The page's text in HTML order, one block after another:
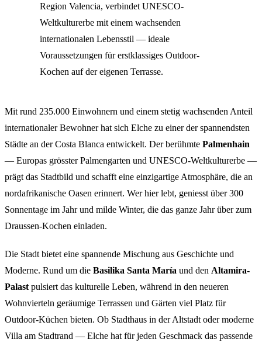
Region Valencia, verbindet UNESCO-
Weltkulturerbe mit einem wachsenden
internationalen Lebensstil — ideale
Voraussetzungen für erstklassiges Outdoor-
Kochen auf der eigenen Terrasse.
Mit rund 235.000 Einwohnern und einem stetig wachsenden Anteil
internationaler Bewohner hat sich Elche zu einer der spannendsten
Städte an der Costa Blanca entwickelt. Der berühmte Palmenhain
— Europas grösster Palmengarten und UNESCO-Weltkulturerbe —
prägt das Stadtbild und schafft eine einzigartige Atmosphäre, die an
nordafrikanische Oasen erinnert. Wer hier lebt, geniesst über 300
Sonnentage im Jahr und milde Winter, die das ganze Jahr über zum
Draussen-Kochen einladen.
Die Stadt bietet eine spannende Mischung aus Geschichte und
Moderne. Rund um die Basilika Santa María und den Altamira-
Palast pulsiert das kulturelle Leben, während in den neueren
Wohnvierteln geräumige Terrassen und Gärten viel Platz für
Outdoor-Küchen bieten. Ob Stadthaus in der Altstadt oder moderne
Villa am Stadtrand — Elche hat für jeden Geschmack das passende